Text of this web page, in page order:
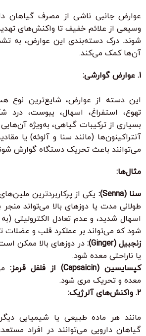
عوارض جانبی ناشی از مصرف گیاهان
وسیعی از علائم خفیف تا واکنش‌های
شوند. درک دسته‌بندی این عوارض، به
آن‌ها کمک می‌کند.
1. عوارض گوارشی:
این دسته از عوارض، شایع‌ترین نوع
تهوع، استفراغ، اسهال، یبوست،
بسیاری از ترکیبات گیاهی، به‌ویژه
آنتراکینون‌ها (مانند سنا و آلوئه) یا
می‌توانند باعث تحریک دستگاه گوارش
مثال‌ها:
سنا (Senna):
یکی از پرکاربردترین
طولانی مدت یا دوزهای بالا می‌تواند
اسهال شدید، و عدم تعادل الکترولیتی
شود که می‌تواند بر عملکرد قلب و عضلات
زنجبیل (Ginger):
در دوزهای بالا ممکن
یا ناراحتی معده شود.
کپسایسین (Capsaicin) از فلفل قرمز:
معده و تحریک مری شود.
2. واکنش‌های آلرژیک:
مانند هر ماده طبیعی یا شیمیایی
گیاهان دارویی می‌توانند در افراد